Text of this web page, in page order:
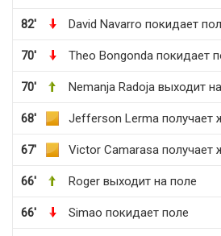
82' David Navarro покидает
70' Theo Bongonda покидает
70' Nemanja Radoja выходит
68' Jefferson Lerma получает
67' Victor Camarasa получает
66' Roger выходит на поле
66' Simao покидает поле